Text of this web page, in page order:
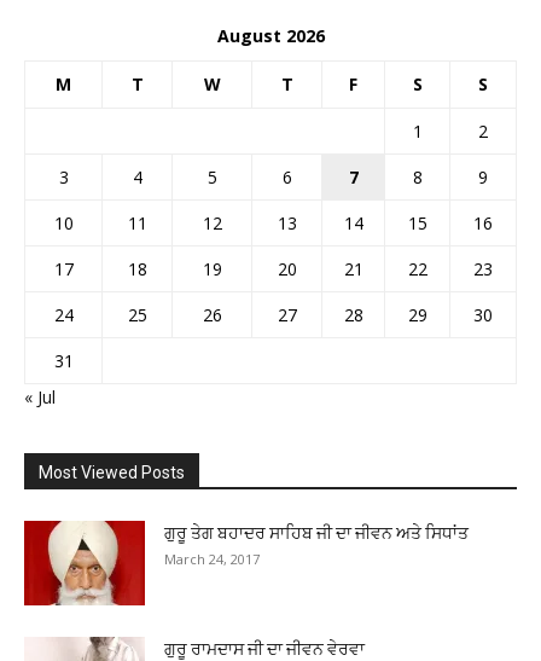
August 2026
M T W T F S S
1
2
3
4 5 6 7 8
9
10
11 12 13 14 15
16
17
18 19 20 21 22
23
24
25 26 27 28 29
30
31
« Jul
Most Viewed Posts
ਗੁਰੂ ਤੇਗ ਬਹਾਦਰ ਸਾਹਿਬ ਜੀ ਦਾ ਜੀਵਨ ਅਤੇ ਸਿਧਾਂਤ
March 24, 2017
ਗੁਰੂ ਰਾਮਦਾਸ ਜੀ ਦਾ ਜੀਵਨ ਵੇਰਵਾ